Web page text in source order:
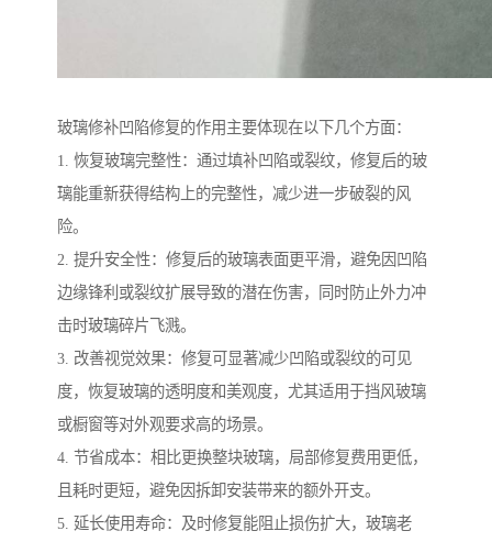
玻璃修补凹陷修复的作用主要体现在以下几个方面：
1. 恢复玻璃完整性：通过填补凹陷或裂纹，修复后的玻
璃能重新获得结构上的完整性，减少进一步破裂的风
险。
2. 提升安全性：修复后的玻璃表面更平滑，避免因凹陷
边缘锋利或裂纹扩展导致的潜在伤害，同时防止外力冲
击时玻璃碎片飞溅。
3. 改善视觉效果：修复可显著减少凹陷或裂纹的可见
度，恢复玻璃的透明度和美观度，尤其适用于挡风玻璃
或橱窗等对外观要求高的场景。
4. 节省成本：相比更换整块玻璃，局部修复费用更低，
且耗时更短，避免因拆卸安装带来的额外开支。
5. 延长使用寿命：及时修复能阻止损伤扩大，玻璃老